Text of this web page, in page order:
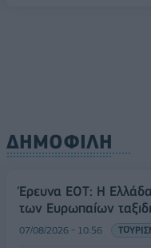
ΔΗΜΟΦΙΛΗ
Έρευνα ΕΟΤ: Η Ελλάδα
των Ευρωπαίων
07/08/2026 - 10:56